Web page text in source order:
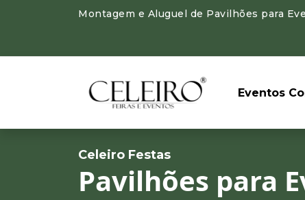
Montagem e Aluguel de Pavilhões para
Eventos
Celeiro Festas
Pavilhões para